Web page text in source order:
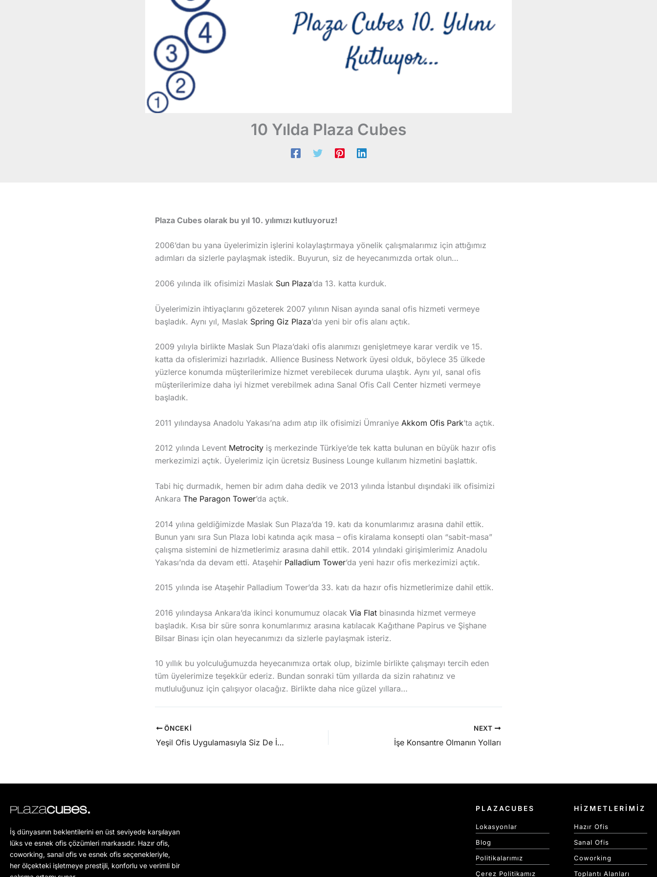
10 Yılda Plaza Cubes
Plaza Cubes olarak bu yıl 10. yılımızı kutluyoruz!
2006’dan bu yana üyelerimizin işlerini kolaylaştırmaya yönelik çalışmalarımız için attığımız
adımları da sizlerle paylaşmak istedik. Buyurun, siz de heyecanımızda ortak olun…
2006 yılında ilk ofisimizi Maslak Sun Plaza’da 13. katta kurduk.
Üyelerimizin ihtiyaçlarını gözeterek 2007 yılının Nisan ayında sanal ofis hizmeti vermeye
başladık. Aynı yıl, Maslak Spring Giz Plaza’da yeni bir ofis alanı açtık.
2009 yılıyla birlikte Maslak Sun Plaza’daki ofis alanımızı genişletmeye karar verdik ve 15.
katta da ofislerimizi hazırladık. Allience Business Network üyesi olduk, böylece 35 ülkede
yüzlerce konumda müşterilerimize hizmet verebilecek duruma ulaştık. Aynı yıl, sanal ofis
müşterilerimize daha iyi hizmet verebilmek adına Sanal Ofis Call Center hizmeti vermeye
başladık.
2011 yılındaysa Anadolu Yakası’na adım atıp ilk ofisimizi Ümraniye Akkom Ofis Park’ta açtık.
2012 yılında Levent Metrocity iş merkezinde Türkiye’de tek katta bulunan en büyük hazır ofis
merkezimizi açtık. Üyelerimiz için ücretsiz Business Lounge kullanım hizmetini başlattık.
Tabi hiç durmadık, hemen bir adım daha dedik ve 2013 yılında İstanbul dışındaki ilk ofisimizi
Ankara The Paragon Tower’da açtık.
2014 yılına geldiğimizde Maslak Sun Plaza’da 19. katı da konumlarımız arasına dahil ettik.
Bunun yanı sıra Sun Plaza lobi katında açık masa – ofis kiralama konsepti olan “sabit-masa”
çalışma sistemini de hizmetlerimiz arasına dahil ettik. 2014 yılındaki girişimlerimiz Anadolu
Yakası’nda da devam etti. Ataşehir Palladium Tower’da yeni hazır ofis merkezimizi açtık.
2015 yılında ise Ataşehir Palladium Tower’da 33. katı da hazır ofis hizmetlerimize dahil ettik.
2016 yılındaysa Ankara’da ikinci konumumuz olacak Via Flat binasında hizmet vermeye
başladık. Kısa bir süre sonra konumlarımız arasına katılacak Kağıthane Papirus ve Şişhane
Bilsar Binası için olan heyecanımızı da sizlerle paylaşmak isteriz.
10 yıllık bu yolculuğumuzda heyecanımıza ortak olup, bizimle birlikte çalışmayı tercih eden
tüm üyelerimize teşekkür ederiz. Bundan sonraki tüm yıllarda da sizin rahatınız ve
mutluluğunuz için çalışıyor olacağız. Birlikte daha nice güzel yıllara…
ÖNCEKI
Yeşil Ofis Uygulamasıyla Siz De İşyerinizde Tasarruf Edin, Doğayı Koruyun…
NEXT
İşe Konsantre Olmanın Yolları
İş dünyasının beklentilerini en üst seviyede karşılayan
lüks ve esnek ofis çözümleri markasıdır. Hazır ofis,
coworking, sanal ofis ve esnek ofis seçenekleriyle,
her ölçekteki işletmeye prestijli, konforlu ve verimli bir
PLAZACUBES
Lokasyonlar
Blog
Politikalarımız
Çerez Politikamız
HİZMETLERİMİZ
Hazır Ofis
Sanal Ofis
Coworking
Toplantı Alanları